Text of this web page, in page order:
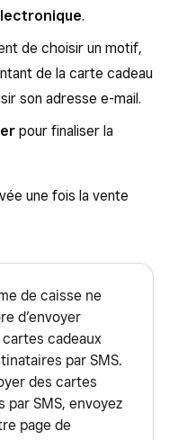
.
de choisir un motif,
de la carte cadeau
son adresse e-mail.
pour finaliser la
une fois la vente
de caisse ne
d’envoyer
cadeaux
par SMS.
des cartes
SMS, envoyez
page de